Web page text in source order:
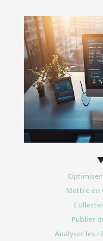
Mettre en
Publier
Analyser les